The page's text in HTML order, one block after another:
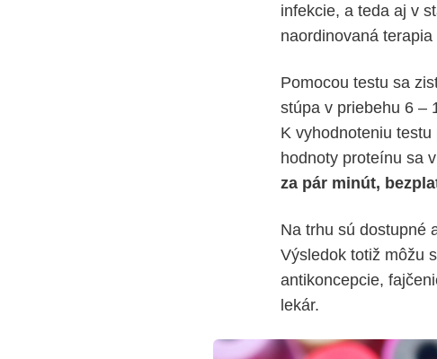
infekcie, a teda aj v
naordinovaná
Pomocou testu sa
stúpa v priebehu 6 –
K vyhodnoteniu
hodnoty proteínu sa
za pár minút,
Na trhu sú dostupné
Výsledok totiž môžu
antikoncepcie,
lekár.